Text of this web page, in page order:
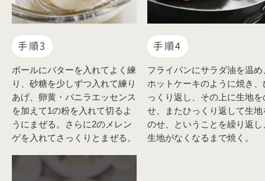
手順3
ボールにバターを入れてよく練
り、砂糖を少しずつ入れて練り
あげ、卵黄・バニラエッセンス
を加えて1の粉を入れて切るよ
うにまぜる。さらに2のメレン
ゲを入れてさっくりとまぜる。
手順4
フライパンにサラダ油を温め
ホットケーキのように焼き、
っくり返し、その上に生地を
せ、またひっくり返して生地
のせ、ということを繰り返し
生地がなくなるまで焼く。